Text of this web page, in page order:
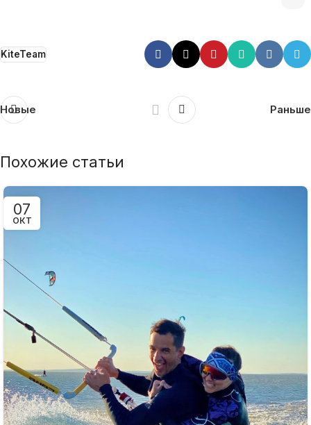
KiteTeam
Новые Раньше
Похожие статьи
07
ОКТ